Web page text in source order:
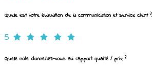
Quelle est votre évaluation de la communication et service client ?
5
Quelle note donneriez-vous au rapport qualité / prix ?